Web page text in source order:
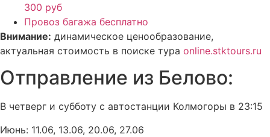
300 руб
Провоз багажа бесплатно
Внимание: динамическое ценообразование,
актуальная стоимость в поиске тура online.stktours.ru
Отправление из Белово:
В четверг и субботу с автостанции Колмогоры в 23:15
Июнь: 11.06, 13.06, 20.06, 27.06